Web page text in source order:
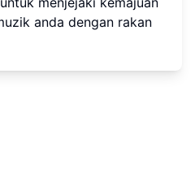
anda dengan rakan